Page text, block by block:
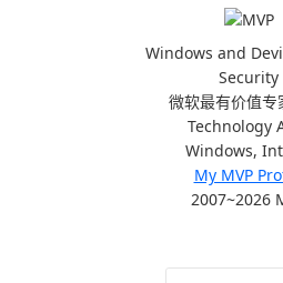
Windows and
Security
微软最有价值专
Technology
Windows,
My MVP
2007~2026